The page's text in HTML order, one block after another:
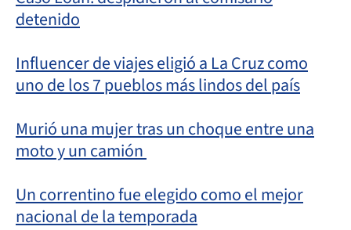
detenido
Influencer de viajes eligió a La Cruz como
uno de los 7 pueblos más lindos del país
Murió una mujer tras un choque entre una
moto y un camión
Un correntino fue elegido como el mejor
nacional de la temporada